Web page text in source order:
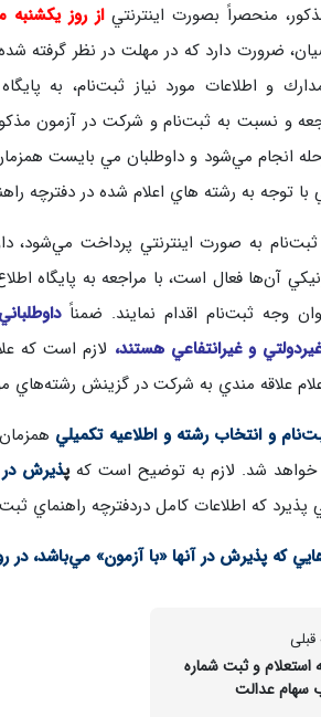
منحصراً بصورت اينترنتي
ضرورت دارد كه در مهلت در نظر گرفته
و اطلاعات مورد نياز ثبت‌نام، به
و نسبت به ثبت‌نام و شركت در آزمون
انجام مي‌شود و داوطلبان مي بايست
با توجه به رشته هاي اعلام شده در دفترچه
ثبت‌نام به صورت اينترنتي پرداخت مي‌شود،
آن‌ها فعال است، با مراجعه به پايگاه
وجه ثبت‌نام اقدام نمايند. ضمناً
و غيرانتفاعي هستند، لازم است كه
علاقه مندي به شركت در گزينش
و انتخاب رشته و اطلاعيه تكميلي
خواهد شد. لازم به توضيح است كهپذيرش در
كه اطلاعات كامل دردفترچه راهنماي
در آنها «با آزمون» مي‌باشد، در روز جمعه مورخ 96/5/
استعلام و ثبت شماره
سهام عدالت